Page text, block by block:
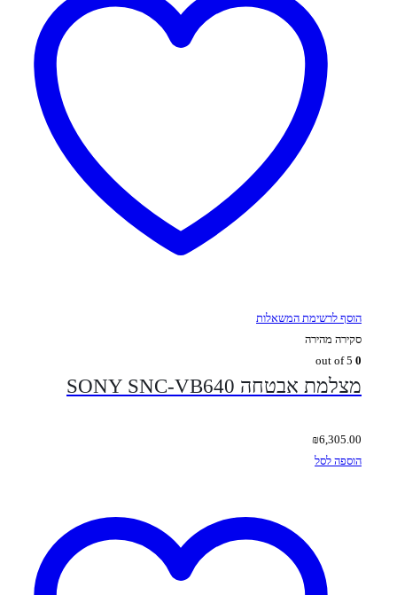
הוסף לרשימת המשאלות
סקירה מהירה
מצלמת אבטחה SONY SNC-VB640
₪6,305.00
הוספה לסל